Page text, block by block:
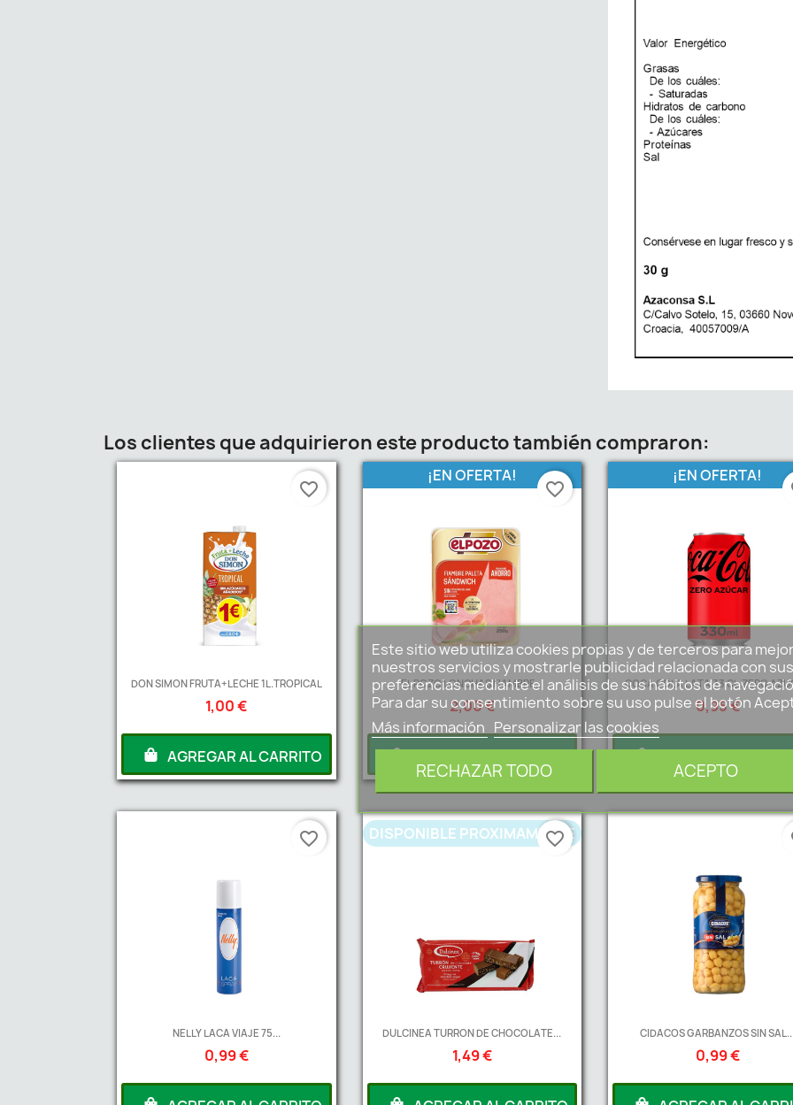
Este sitio web utiliza cookies propias y de terceros para
nuestros servicios y mostrarle publicidad relacionada con sus
preferencias mediante el análisis de sus hábitos de
Para dar su consentimiento sobre su uso pulse el botón
Más información Personalizar las cookies
RECHAZAR TODO ACEPTO
Los clientes que adquirieron este producto también compraron:
DON SIMON FRUTA+LECHE 1L.TROPICAL
1,00 €
AGREGAR AL CARRITO
favorite_border
EL POZO LONCHAS FIAMBRE...
2,00 €
¡EN OFERTA!
favorite_border
COCA COLA LATA 33 CL.ZERO
0,95 €
¡EN OFERTA!
AGREGAR AL
NELLY LACA VIAJE 75...
0,99 €
favorite_border
DULCINEA TURRON DE CHOCOLATE...
1,49 €
DISPONIBLE PROXIMAMENTE
favorite_border
CIDACOS GARBANZOS SIN SAL...
0,99 €